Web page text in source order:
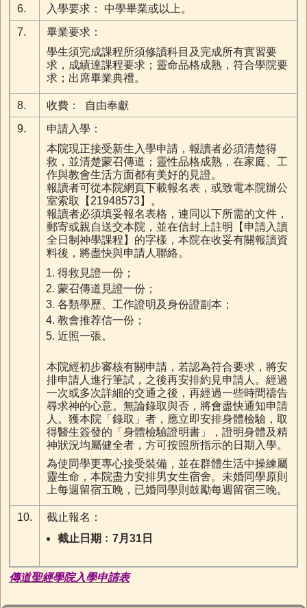
6.
入學要求： 中學畢業或以上。
7.
畢業要求：
學生須完成課程所須修讀科目及完成所有實習要
求，成績達課程要求；靈命品格成熟，符合學院要
求；出席畢業典禮。
8.
收費： 自由奉獻
9.
申請入學：
本院現正接受新生入學申請，報讀者必須清楚得
救，並清楚蒙召傳道；靈性品格成熟，在家庭、工
作與教會生活方面都有美好的見證。
報讀者可從本院網頁下載報名表，或致電本院辦公
室索取【21948573】。
報讀者必須填妥報名表格，連同以下所需的文件，
郵寄或親自送交本院，並在信封上註明【申請入讀
全日制神學課程】的字樣，本院在收妥有關報讀資
料後，將盡快與申請人聯絡。
得救見證一份；
蒙召傳道見證一份；
各類學歷、工作證明及身份證副本；
教會推荐信一份；
近照一張。
本院經初步審核有關申請，若認為符合要求，將安
排申請人進行筆試，之後再安排約見申請人。經過
一次或多次詳細的交通之後，再經過一些時間禱告
尋求神的心意。無論錄取與否，將會盡快通知申請
人。獲本院「錄取」者，應立即安排身體檢驗，取
得醫生簽發的「身體檢驗證明書」，證明身體及精
神狀況均屬健全者，方可按照所指示的日期入學。
為使同學更專心接受裝備，並在群體生活中操練屬
靈生命，本院盡力安排男女生宿舍。未婚同學原則
上每週留宿五晚，已婚同學則鼓勵每週留宿三晚。
10.
截止報名：
截止日期﹕7月31日
傳道聖經學院入學申請表